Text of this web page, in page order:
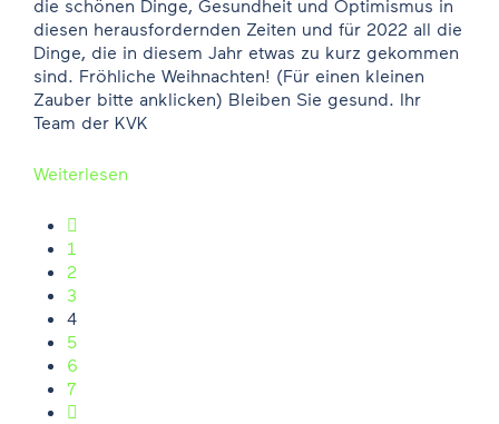
die schönen Dinge, Gesundheit und Optimismus in
diesen herausfordernden Zeiten und für 2022 all die
Dinge, die in diesem Jahr etwas zu kurz gekommen
sind. Fröhliche Weihnachten! (Für einen kleinen
Zauber bitte anklicken) Bleiben Sie gesund. Ihr
Team der KVK
Weiterlesen
Seitennummerierung der Beiträge

1
2
3
4
5
6
7
